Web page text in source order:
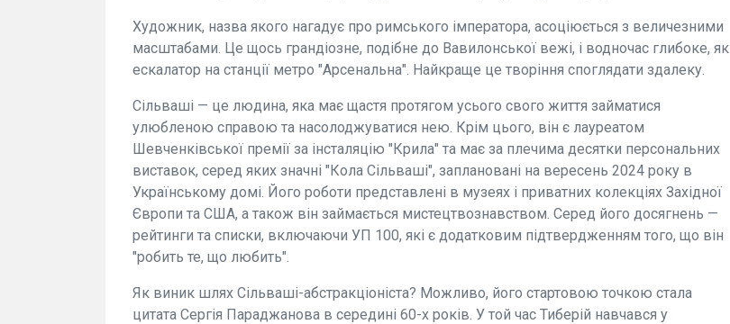
Художник, назва якого нагадує про римського імператора, асоціюється з величезними
масштабами. Це щось грандіозне, подібне до Вавилонської вежі, і водночас глибоке, як
ескалатор на станції метро "Арсенальна". Найкраще це творіння споглядати здалеку.
Сільваші — це людина, яка має щастя протягом усього свого життя займатися
улюбленою справою та насолоджуватися нею. Крім цього, він є лауреатом
Шевченківської премії за інсталяцію "Крила" та має за плечима десятки персональних
виставок, серед яких значні "Кола Сільваші", заплановані на вересень 2024 року в
Українському домі. Його роботи представлені в музеях і приватних колекціях Західної
Європи та США, а також він займається мистецтвознавством. Серед його досягнень —
рейтинги та списки, включаючи УП 100, які є додатковим підтвердженням того, що він
"робить те, що любить".
Як виник шлях Сільваші-абстракціоніста? Можливо, його стартовою точкою стала
цитата Сергія Параджанова в середині 60-х років. У той час Тиберій навчався у